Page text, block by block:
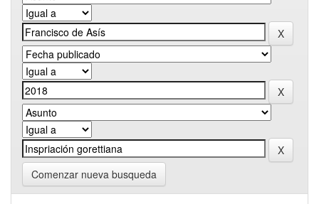
Comenzar nueva busqueda